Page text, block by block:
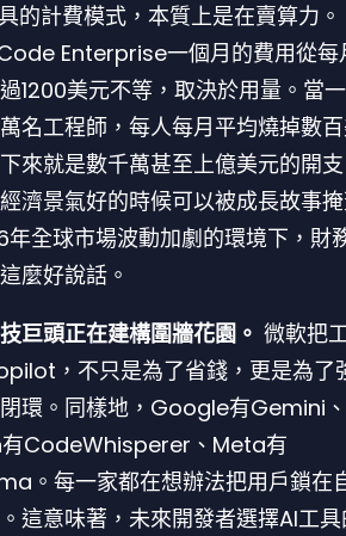
的計費模式，本質上是在賣算力。
Enterprise一個月的費用從每
1200美元不等，取決於用量。當
名工程師，每人每月平均燒掉數
來就是數千萬甚至上億美元的開
濟景氣好的時候可以被成長故事
全球市場波動加劇的環境下，財
麼好說話。
巨頭正在建構圍牆花園。 微軟把
，不只是為了省錢，更是為了
環。同樣地，Google有Gemini、
CodeWhisperer、Meta有
。每一家都在想辦法把用戶鎖在
這意味著，未來開發者選擇AI工